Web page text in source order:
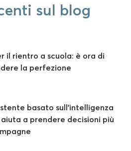
sul blog
il rientro a scuola: è ora di
la perfezione
basato sull’intelligenza
a prendere decisioni più